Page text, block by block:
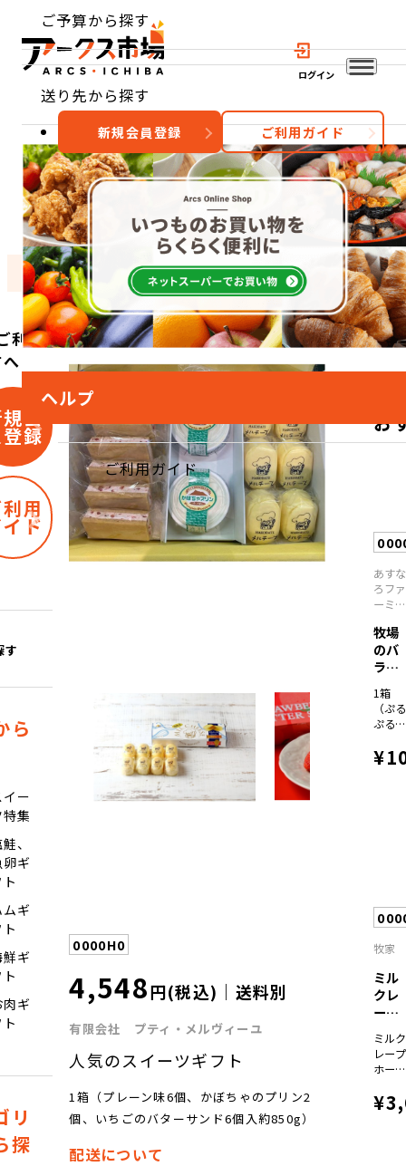
ログイン
ご予算から探す
送り先から探す
ヘルプ
ご利用ガイド
新規会員登録 ご利用ガイド
おすすめ 特集 カテゴリー
利用
会
録
用
ド
す
ら
ー
集
、
ギ
ギ
ギ
ギ
リ
探
0000H0
4,548円(税込)｜送料別
有限会社 プティ・メルヴィーユ
人気のスイーツギフト
1箱（プレーン味6個、かぼちゃのプリン2
個、いちごのバターサンド6個入約850g）
配送について
お
あすな
ろファ
ーミン
牧場
のバ
ラエ
ティ
ー...
1箱
（ぷる
ぷるプ
ミル
ク、か
むヨー
グルト
本、ハ
スカッ
プのむ
ヨーグ
ルト
本、ま
いるど
のむヨ
ーグル
ト
牧家
ミル
クレ
ープ
ル
ミルク
レープ
ホール